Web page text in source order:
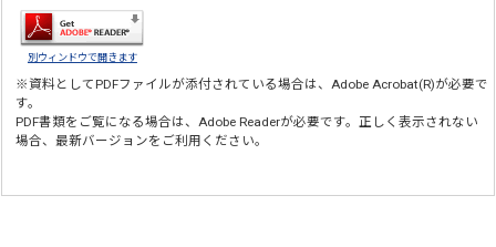
別ウィンドウで開きます
※資料としてPDFファイルが添付されている場合は、Adobe Acrobat(R)が必要で
す。
PDF書類をご覧になる場合は、Adobe Readerが必要です。正しく表示されない
場合、最新バージョンをご利用ください。